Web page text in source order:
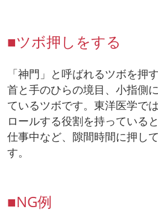
■ツボ押しをする
「神門」と呼ばれるツボを押
首と手のひらの境目、小指側
ているツボです。東洋医学で
ロールする役割を持っている
仕事中など、隙間時間に押し
す。
■NG例